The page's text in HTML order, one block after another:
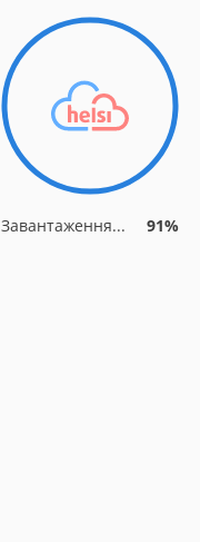
Завантаження... 91%